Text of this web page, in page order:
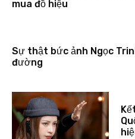
mua đồ hiệu
Sự thật bức ảnh Ngọc
đường